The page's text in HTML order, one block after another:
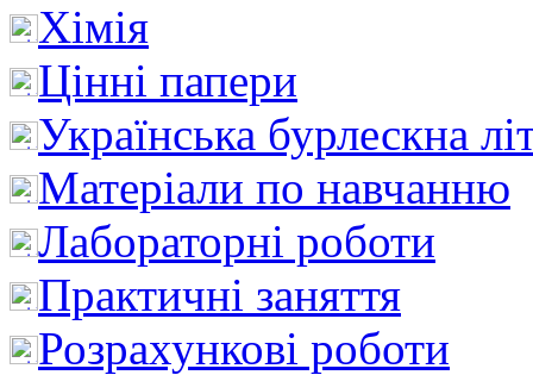
Хімія
Цінні папери
Українська бурлескна
Матеріали по навчанню
Лабораторні роботи
Практичні заняття
Розрахункові роботи